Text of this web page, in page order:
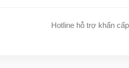
Hotline hỗ trợ khẩn